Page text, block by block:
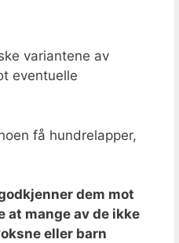
variantene av
eventuelle
få hundrelapper,
dem mot
at mange av de ikke
eller barn